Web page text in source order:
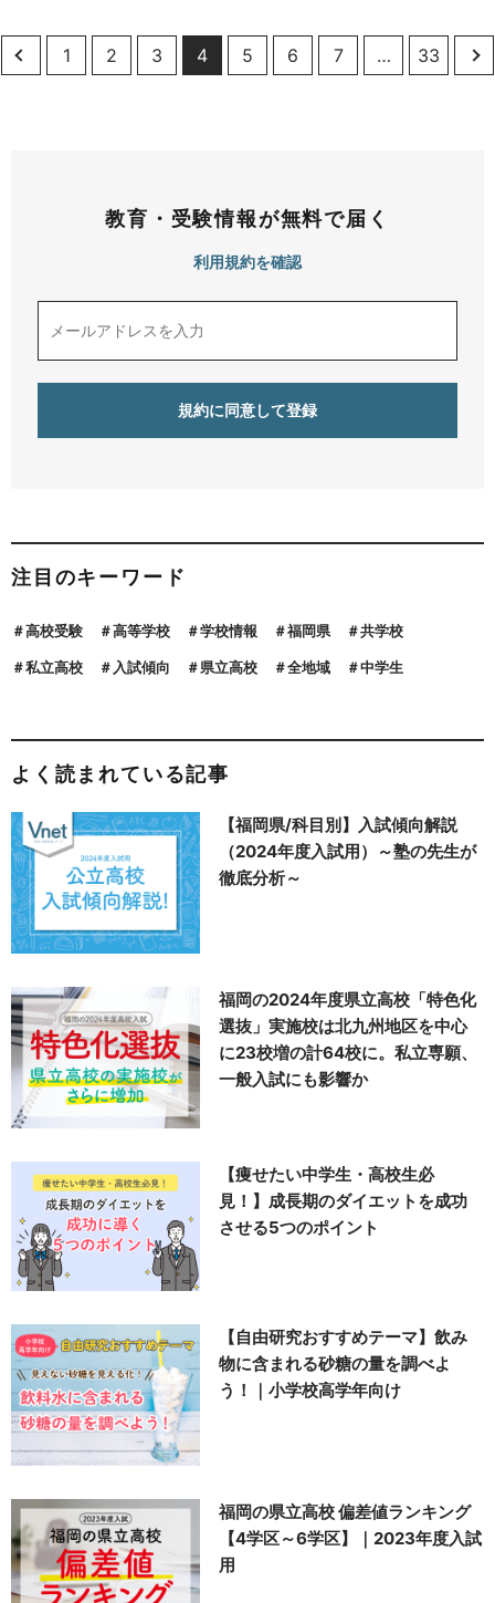
1 2 3 4 5 6 7 … 33
教育・受験情報が無料で届く
利用規約を確認
注目のキーワード
高校受験 高等学校 学校情報 福岡県 共学校
私立高校 入試傾向 県立高校 全地域 中学生
よく読まれている記事
【福岡県/科目別】入試傾向解説
（2024年度入試用）～塾の先生が
徹底分析～
福岡の2024年度県立高校「特色化
選抜」実施校は北九州地区を中心
に23校増の計64校に。私立専願、
一般入試にも影響か
【痩せたい中学生・高校生必
見！】成長期のダイエットを成功
させる5つのポイント
【自由研究おすすめテーマ】飲み
物に含まれる砂糖の量を調べよ
う！｜小学校高学年向け
福岡の県立高校 偏差値ランキング
【4学区～6学区】｜2023年度入試
用